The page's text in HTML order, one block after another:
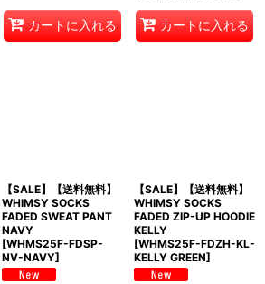
カートに入れる カートに入れる
【SALE】【送料無料】
WHIMSY SOCKS
FADED SWEAT PANT
NAVY
[WHMS25F-FDSP-
NV-NAVY]
【SALE】【送料無料】
WHIMSY SOCKS
FADED ZIP-UP HOODIE
KELLY
[WHMS25F-FDZH-KL-
KELLY GREEN]